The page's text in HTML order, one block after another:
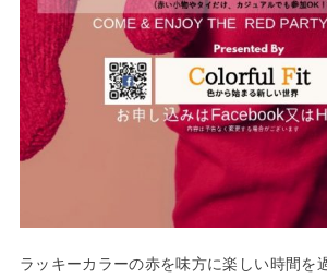
ラッキーカラーの赤を味方に楽しい時間を